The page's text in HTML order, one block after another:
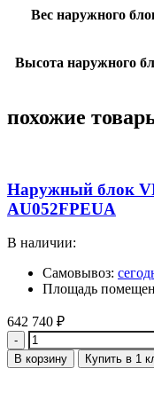
Вес наружного
Высота наружного
похожие
Наружный блок
AU052FPEUA
В наличии:
Самовывоз:
Площадь
642 740 ₽
Количество
В корзину Купить в 1